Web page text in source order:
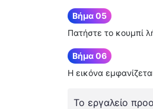
Βήμα 05
Πατήστε το κουμπί
Βήμα 06
Η εικόνα
Το εργαλείο